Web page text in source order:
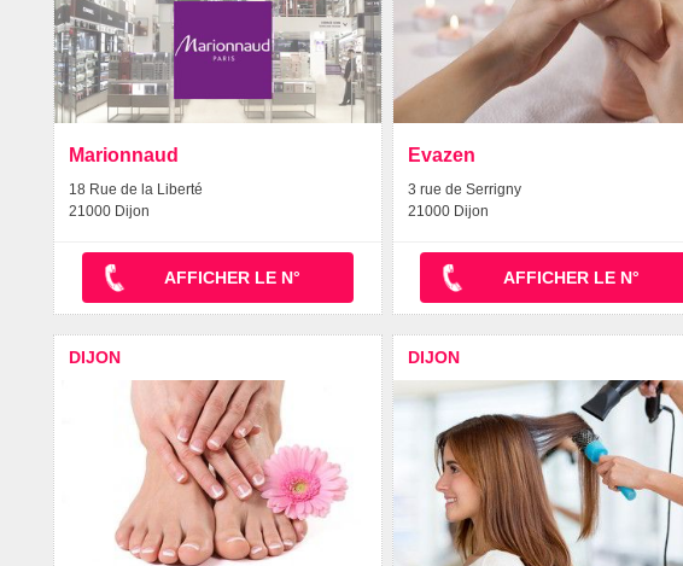
Marionnaud
18 Rue de la Liberté
21000 Dijon
AFFICHER LE N°
Evazen
3 rue de Serrigny
21000 Dijon
AFFICHER LE N°
DIJON DIJON